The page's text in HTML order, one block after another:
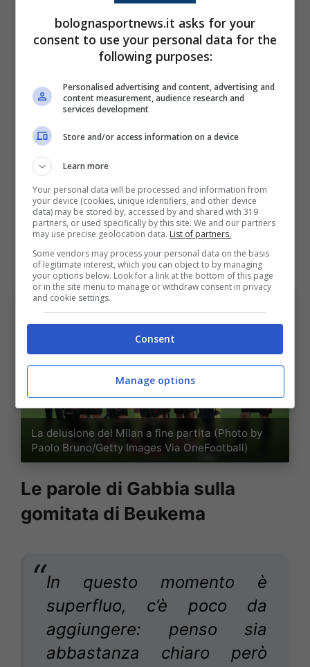
Perché il Bologna pressa
molto uomo contro uomo,
crea difficoltà non solo a
noi ma a tutti: ha vinto o
pareggiato con le squadre
più forti. Noi sicuramente
potevamo fare meglio, in
questi casi bisogna anche
avere la forza di dire bravi
agli altri
La delusione del Milan a fine partita (Photo by
Paolo Bruno/Getty Images Via OneFootball)
Le parole di Gabbia sulla
gomitata di Beukema
In questo momento è
superfluo, c’è poco da
aggiungere: penso sia
abbastanza chiaro però
bolognasportnews.it asks for your
consent to use your personal data for the
following purposes:
Personalised advertising and content, advertising and
content measurement, audience research and
services development
Store and/or access information on a device
Learn more
Your personal data will be processed and information from
your device (cookies, unique identifiers, and other device
data) may be stored by, accessed by and shared with 319
partners, or used specifically by this site. We and our partners
may use precise geolocation data. List of partners.
Some vendors may process your personal data on the basis
of legitimate interest, which you can object to by managing
your options below. Look for a link at the bottom of this page
or in the site menu to manage or withdraw consent in privacy
and cookie settings.
Consent
Manage options